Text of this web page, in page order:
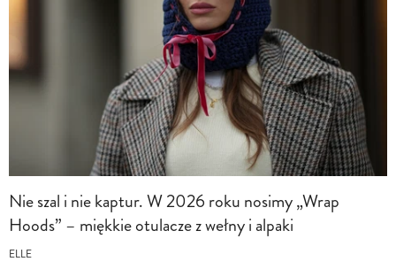
Nie szal i nie kaptur. W 2026 roku nosimy „Wrap
Hoods” – miękkie otulacze z wełny i alpaki
ELLE